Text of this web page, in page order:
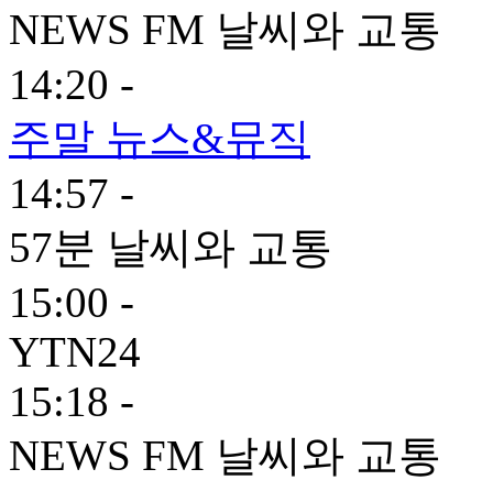
NEWS FM 날씨와 교통
14:20 -
주말 뉴스&뮤직
14:57 -
57분 날씨와 교통
15:00 -
YTN24
15:18 -
NEWS FM 날씨와 교통